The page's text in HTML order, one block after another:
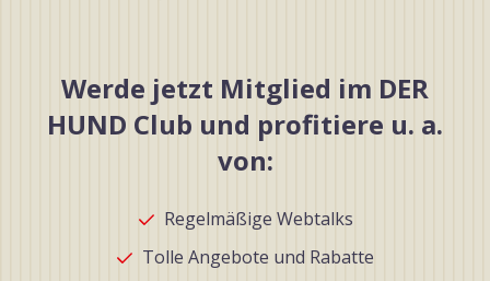
Werde jetzt Mitglied im DER
HUND Club und profitiere u. a.
von:
Regelmäßige Webtalks
Tolle Angebote und Rabatte